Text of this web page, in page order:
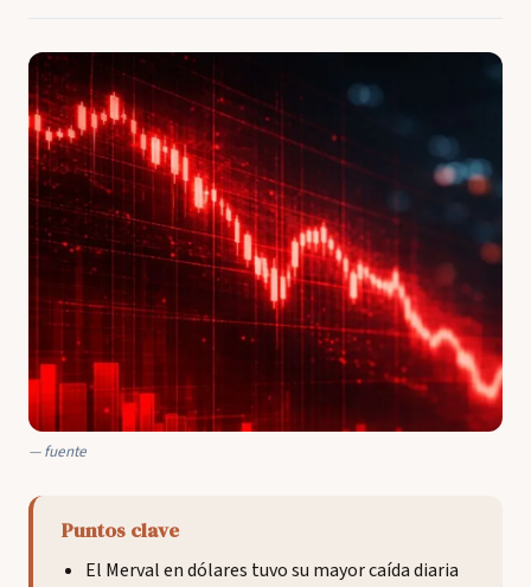
fuente
Puntos clave
El Merval en dólares tuvo su mayor caída diaria